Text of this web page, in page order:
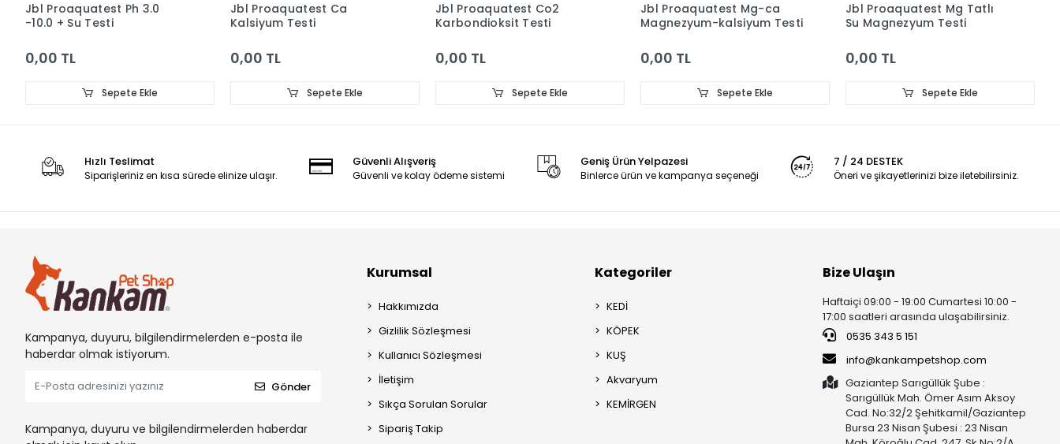
Jbl Proaquatest Ph 3.0
-10.0 + Su Testi
0,00 TL
Sepete Ekle
Jbl Proaquatest Ca
Kalsiyum Testi
0,00 TL
Sepete Ekle
Jbl Proaquatest Co2
Karbondioksit Testi
0,00 TL
Sepete Ekle
Jbl Proaquatest Mg-ca
Magnezyum-kalsiyum Testi
0,00 TL
Sepete Ekle
Jbl Proaquatest Mg Tatlı
Su Magnezyum Testi
0,00 TL
Sepete Ekle
Hızlı Teslimat
Siparişleriniz en kısa sürede elinize ulaşır.
Güvenli Alışveriş
Güvenli ve kolay ödeme sistemi
Geniş Ürün Yelpazesi
Binlerce ürün ve kampanya seçeneği
7 / 24 DESTEK
Öneri ve şikayetlerinizi bize iletebilirsiniz.
Kampanya, duyuru, bilgilendirmelerden e-posta ile
haberdar olmak istiyorum.
Gönder
Kampanya, duyuru ve bilgilendirmelerden haberdar
Kurumsal
Hakkımızda
Gizlilik Sözleşmesi
Kullanıcı Sözleşmesi
İletişim
Sıkça Sorulan Sorular
Sipariş Takip
Kategoriler
KEDİ
KÖPEK
KUŞ
Akvaryum
KEMİRGEN
Bize Ulaşın
Haftaiçi 09:00 - 19:00 Cumartesi 10:00 -
17:00 saatleri arasında ulaşabilirsiniz.
0535 343 5 151
info@kankampetshop.com
Gaziantep Sarıgüllük Şube :
Sarıgüllük Mah. Ömer Asım Aksoy
Cad. No:32/2 Şehitkamil/Gaziantep
Bursa 23 Nisan Şubesi : 23 Nisan